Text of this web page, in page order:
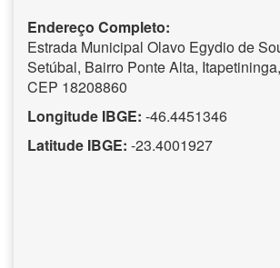
Endereço Completo:
Estrada Municipal Olavo Egydio de
Setúbal, Bairro Ponte Alta,
CEP 18208860
Longitude IBGE: -46.4451346
Latitude IBGE: -23.4001927